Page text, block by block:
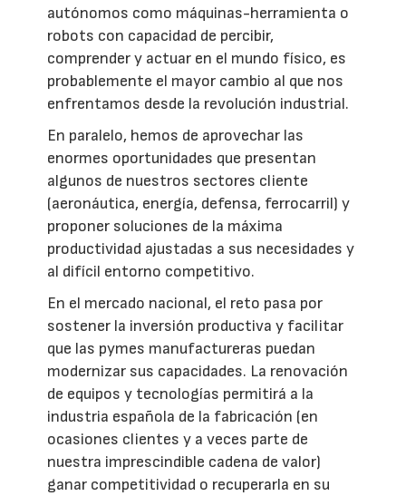
autónomos como máquinas-herramienta o
robots con capacidad de percibir,
comprender y actuar en el mundo físico, es
probablemente el mayor cambio al que nos
enfrentamos desde la revolución industrial.
En paralelo, hemos de aprovechar las
enormes oportunidades que presentan
algunos de nuestros sectores cliente
(aeronáutica, energía, defensa, ferrocarril) y
proponer soluciones de la máxima
productividad ajustadas a sus necesidades y
al difícil entorno competitivo.
En el mercado nacional, el reto pasa por
sostener la inversión productiva y facilitar
que las pymes manufactureras puedan
modernizar sus capacidades. La renovación
de equipos y tecnologías permitirá a la
industria española de la fabricación (en
ocasiones clientes y a veces parte de
nuestra imprescindible cadena de valor)
ganar competitividad o recuperarla en su